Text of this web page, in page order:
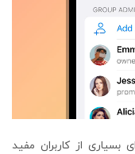
بسیاری از کاربران مفید